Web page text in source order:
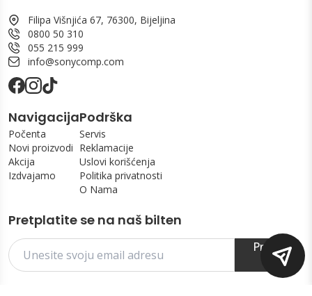
Filipa Višnjića 67, 76300, Bijeljina
0800 50 310
055 215 999
info@sonycomp.com
Navigacija
Počenta
Novi proizvodi
Akcija
Izdvajamo
Podrška
Servis
Reklamacije
Uslovi korišćenja
Politika privatnosti
O Nama
Pretplatite se na naš bilten
Prijavi